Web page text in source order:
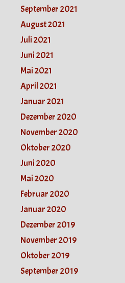
September 2021
August 2021
Juli 2021
Juni 2021
Mai 2021
April 2021
Januar 2021
Dezember 2020
November 2020
Oktober 2020
Juni 2020
Mai 2020
Februar 2020
Januar 2020
Dezember 2019
November 2019
Oktober 2019
September 2019